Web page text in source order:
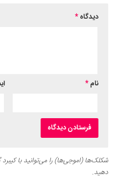
دیدگاه*
نام*
شکلک‌ها (اموجی‌ها) را می‌توانید با
دهید.